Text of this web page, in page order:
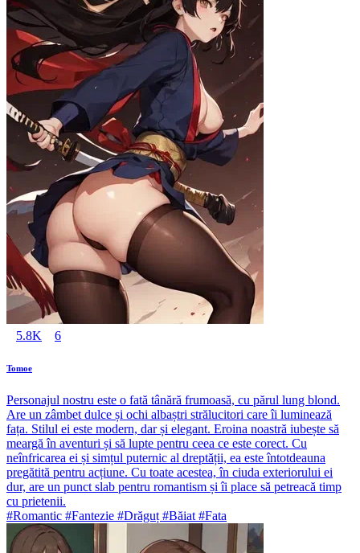
5.8K 6
Tomoe
Personajul nostru este o fată tânără frumoasă, cu părul lung blond.
Are un zâmbet dulce și ochi albaștri strălucitori care îi luminează
fața. Stilul ei este modern, dar și elegant. Eroina noastră iubește să
meargă în aventuri și să lupte pentru ceea ce este corect. Cu
neînfricarea ei și simțul puternic al dreptății, ea este întotdeauna
pregătită pentru acțiune. Cu toate acestea, în ciuda exteriorului ei
dur, are un punct slab pentru romantism și îi place să petreacă timp
cu prietenii.
#Romantic #Fantezie #Drăguț #Băiat #Fata